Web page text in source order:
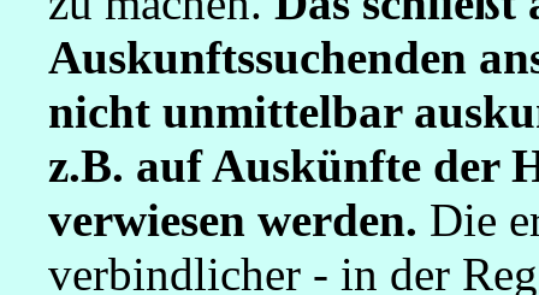
Auskunftssuchenden
nicht unmittelbar
z.B. auf Auskünfte der
verwiesen werden. Die
verbindlicher - in der